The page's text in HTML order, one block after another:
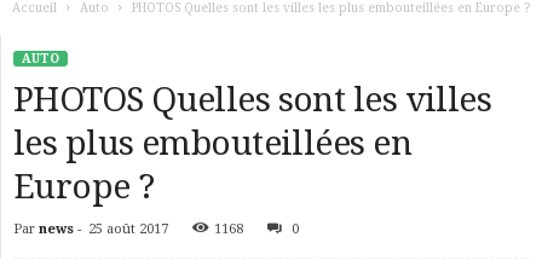
Accueil Auto PHOTOS Quelles sont les villes les plus embouteillées en Europe ?
AUTO
PHOTOS Quelles sont les villes
les plus embouteillées en
Europe ?
Par news - 25 août 2017 1168 0